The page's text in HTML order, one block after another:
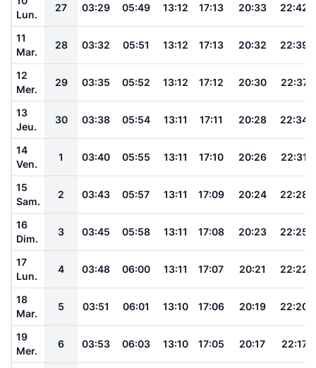
Lun.
27 03:29 05:49 13:12 17:13 20:33 22:42
11
Mar.
28 03:32 05:51 13:12 17:13 20:32 22:39
12
Mer.
29 03:35 05:52 13:12 17:12 20:30 22:37
13
Jeu.
30 03:38 05:54 13:11 17:11 20:28 22:34
14
Ven.
1 03:40 05:55 13:11 17:10 20:26 22:31
15
Sam.
2 03:43 05:57 13:11 17:09 20:24 22:28
16
Dim.
3 03:45 05:58 13:11 17:08 20:23 22:25
17
Lun.
4 03:48 06:00 13:11 17:07 20:21 22:22
18
Mar.
5 03:51 06:01 13:10 17:06 20:19 22:20
19
Mer.
6 03:53 06:03 13:10 17:05 20:17 22:17